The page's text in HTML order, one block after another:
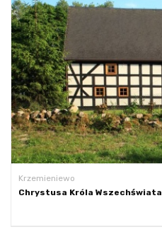
Krzemieniewo
Chrystusa Króla Wszechświata